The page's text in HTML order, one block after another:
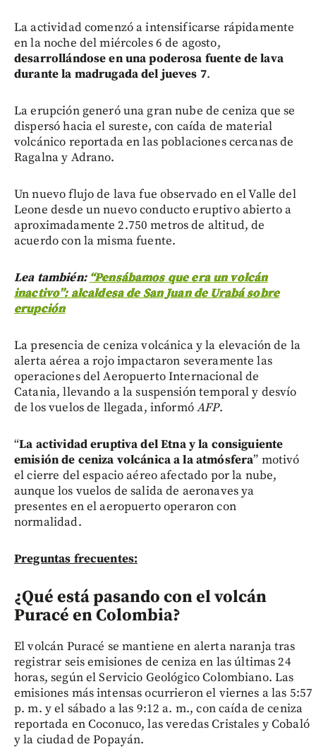
La actividad comenzó a intensificarse rápidamente
en la noche del miércoles 6 de agosto,
desarrollándose en una poderosa fuente de lava
durante la madrugada del jueves 7.
La erupción generó una gran nube de ceniza que se
dispersó hacia el sureste, con caída de material
volcánico reportada en las poblaciones cercanas de
Ragalna y Adrano.
Un nuevo flujo de lava fue observado en el Valle del
Leone desde un nuevo conducto eruptivo abierto a
aproximadamente 2.750 metros de altitud, de
acuerdo con la misma fuente.
Lea también: “Pensábamos que era un volcán
inactivo”: alcaldesa de San Juan de Urabá sobre
erupción
La presencia de ceniza volcánica y la elevación de la
alerta aérea a rojo impactaron severamente las
operaciones del Aeropuerto Internacional de
Catania, llevando a la suspensión temporal y desvío
de los vuelos de llegada, informóAFP.
“La actividad eruptiva del Etna y la consiguiente
emisión de ceniza volcánica a la atmósfera” motivó
el cierre del espacio aéreo afectado por la nube,
aunque los vuelos de salida de aeronaves ya
presentes en el aeropuerto operaron con
normalidad.
Preguntas frecuentes:
¿Qué está pasando con el volcán
Puracé en Colombia?
El volcán Puracé se mantiene en alerta naranja tras
registrar seis emisiones de ceniza en las últimas 24
horas, según el Servicio Geológico Colombiano. Las
emisiones más intensas ocurrieron el viernes a las 5:57
p. m. y el sábado a las 9:12 a. m., con caída de ceniza
reportada en Coconuco, las veredas Cristales y Cobaló
y la ciudad de Popayán.